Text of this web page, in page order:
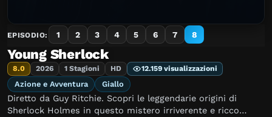
EPISODIO: 1 2 3 4 5 6 7 8
Young Sherlock
8.0 2026 1 Stagioni HD 12.159 visualizzazioni
Azione e Avventura Giallo
Diretto da Guy Ritchie. Scopri le leggendarie origini di
Sherlock Holmes in questo mistero irriverente e ricco